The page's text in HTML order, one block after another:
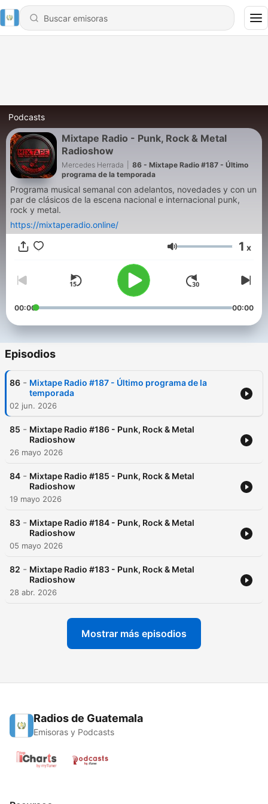
Podcasts
Mixtape Radio - Punk, Rock & Metal
Radioshow
Mercedes Herrada
86 - Mixtape Radio #187 - Último
programa de la temporada
Programa musical semanal con adelantos, novedades y con un
par de clásicos de la escena nacional e internacional punk,
rock y metal.
https://mixtaperadio.online/
Volumen 1 x
00:00 00:00
Episodios
86 - Mixtape Radio #187 - Último programa de la
temporada
02 jun. 2026
85 - Mixtape Radio #186 - Punk, Rock & Metal
Radioshow
26 mayo 2026
84 - Mixtape Radio #185 - Punk, Rock & Metal
Radioshow
19 mayo 2026
83 - Mixtape Radio #184 - Punk, Rock & Metal
Radioshow
05 mayo 2026
82 - Mixtape Radio #183 - Punk, Rock & Metal
Radioshow
28 abr. 2026
Mostrar más episodios
Radios de Guatemala
Emisoras y Podcasts